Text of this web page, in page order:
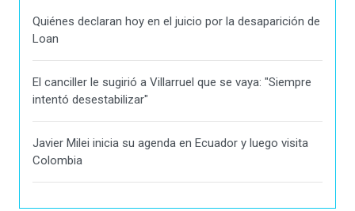
Quiénes declaran hoy en el juicio por la desaparición de
Loan
El canciller le sugirió a Villarruel que se vaya: "Siempre
intentó desestabilizar"
Javier Milei inicia su agenda en Ecuador y luego visita
Colombia